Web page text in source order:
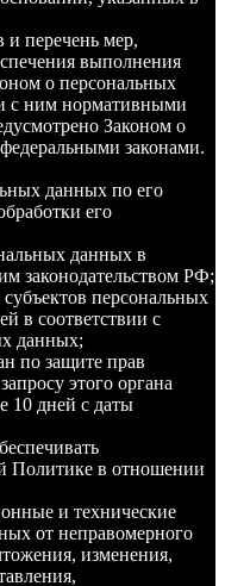
и перечень мер,
выполнения
о персональных
с ним нормативными
Законом о
законами.
данных по его
его
данных в
законодательством РФ;
персональных
в соответствии с
данных;
по защите прав
этого органа
10 дней с даты
Политике в отношении
и технические
от неправомерного
изменения,